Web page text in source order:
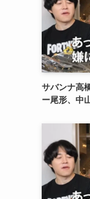
サバンナ高
ー尾形、中